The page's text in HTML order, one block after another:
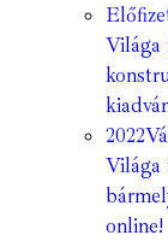
Világa
2022
Világa
online!